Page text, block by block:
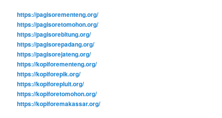
https://pagisorementeng.org/
https://pagisoretomohon.org/
https://pagisorebitung.org/
https://pagisorepadang.org/
https://pagisorejateng.org/
https://kopiforementeng.org/
https://kopiforepik.org/
https://kopiforepluit.org/
https://kopiforetomohon.org/
https://kopiforemakassar.org/